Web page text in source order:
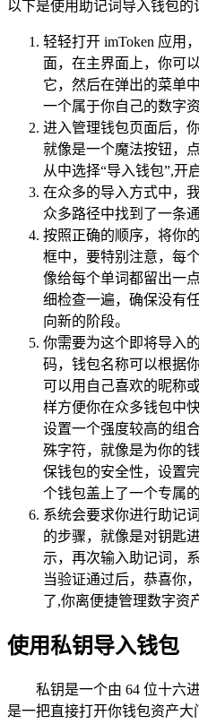
以下是使用助记词导入钱包的
轻轻打开 imToken 应用
面，在主界面上，你可
它，然后在弹出的菜单
一个属于你自己的数字
进入管理钱包页面后，
就像是一个魔法按钮，
从中选择“导入钱包”,开
在众多的导入方式中，
众多路径中找到了一条
按照正确的顺序，将你
框中，要特别注意，每
像给每个单词都留出一
细检查一遍，确保没有
向新的阶段。
你需要为这个即将导入
码，钱包名称可以根据
可以用自己喜欢的昵称
样方便你在众多钱包中
设置一个强度较高的组
殊字符，就像是为你的
保钱包的安全性，设置
个钱包盖上了一个专属的
系统会要求你进行助记
的步骤，就像是对钥匙
示，再次输入助记词，
当验证通过后，恭喜你
了,你离便捷管理数字资
使用私钥导入钱包
私钥是一个由 64 位十六
是一把直接打开你钱包资产